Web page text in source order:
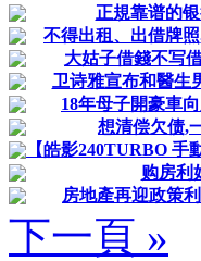
正規靠谱的
不得出租、出借牌
大姑子借錢不写
卫诗雅宣布和醫生
18年母子開豪車
想清偿欠债,
【皓影240TURBO
购房利
房地產再迎政策
下一頁 »